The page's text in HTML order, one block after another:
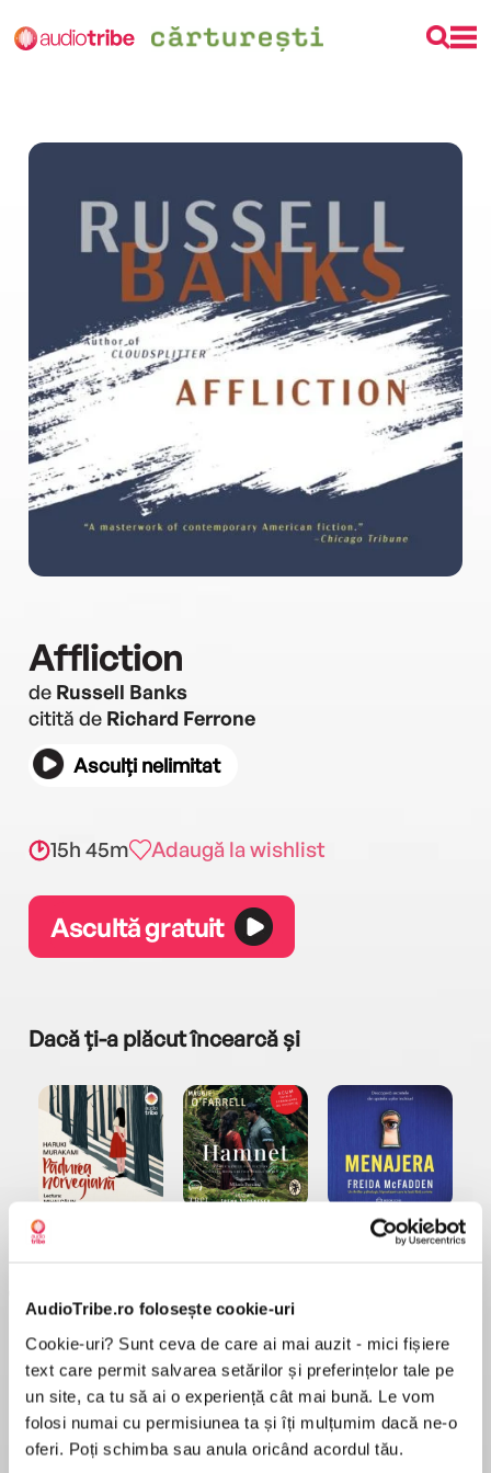
AudioTribe.ro folosește cookie-uri
Cookie-uri? Sunt ceva de care ai mai auzit - mici fișiere
text care permit salvarea setărilor și preferințelor tale pe
un site, ca tu să ai o experiență cât mai bună. Le vom
folosi numai cu permisiunea ta și îți mulțumim dacă ne-o
oferi. Poți schimba sau anula oricând acordul tău.
Affliction
de Russell Banks
citită de Richard Ferrone
Asculți nelimitat
15h 45m Adaugă la wishlist
Ascultă gratuit
Dacă ți-a plăcut încearcă și
Pădurea norvegiană
Elita de Argint (Elita
de...
Dani Francis
Diavolul se îmbracă de
la...
Lauren Weisberger
Menajera
Freida McFadden
Migdală
Sohn Won-pyung